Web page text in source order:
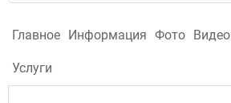
Главное Информация Фото Видео
Услуги